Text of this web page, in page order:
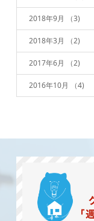
2018年9月 （3)
2018年3月 （2)
2017年6月 （2)
2016年10月 （4)